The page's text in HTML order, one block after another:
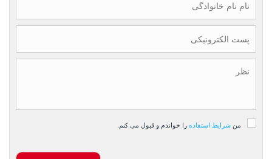
من شرایط استفاده را خواندم و قبول می کنم.